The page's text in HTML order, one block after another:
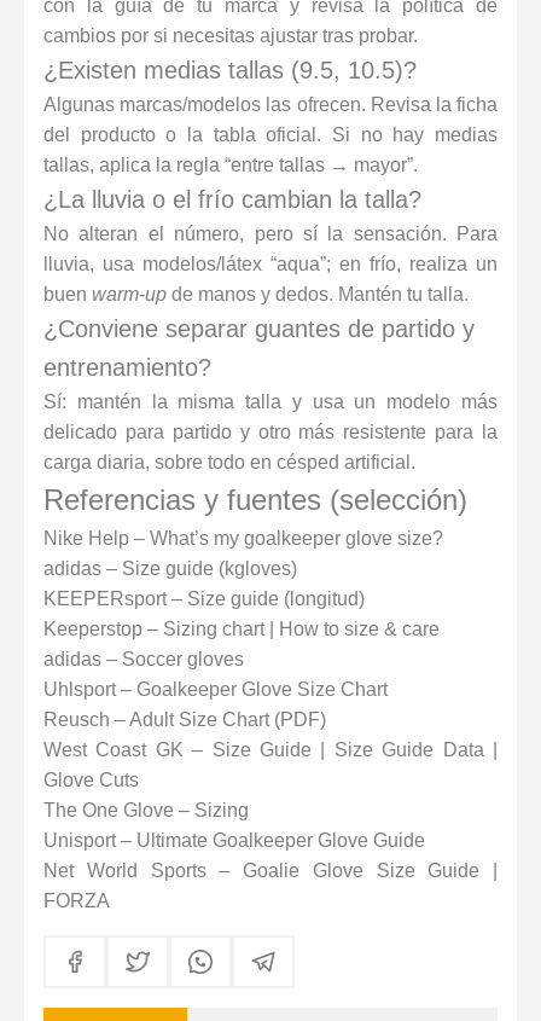
con la guía de tu marca y revisa la política de
cambios por si necesitas ajustar tras probar.
¿Existen medias tallas (9.5, 10.5)?
Algunas marcas/modelos las ofrecen. Revisa la ficha
del producto o la tabla oficial. Si no hay medias
tallas, aplica la regla “entre tallas → mayor”.
¿La lluvia o el frío cambian la talla?
No alteran el número, pero sí la sensación. Para
lluvia, usa modelos/látex “aqua”; en frío, realiza un
buen warm-up de manos y dedos. Mantén tu talla.
¿Conviene separar guantes de partido y
entrenamiento?
Sí: mantén la misma talla y usa un modelo más
delicado para partido y otro más resistente para la
carga diaria, sobre todo en césped artificial.
Referencias y fuentes (selección)
Nike Help – What’s my goalkeeper glove size?
adidas – Size guide (kgloves)
KEEPERsport – Size guide (longitud)
Keeperstop – Sizing chart|
How to size & care
adidas – Soccer gloves
Uhlsport – Goalkeeper Glove Size Chart
Reusch – Adult Size Chart (PDF)
West Coast GK – Size Guide
Size Guide Data
Glove Cuts
The One Glove – Sizing
Unisport – Ultimate Goalkeeper Glove Guide
Net World Sports – Goalie Glove Size Guide
FORZA